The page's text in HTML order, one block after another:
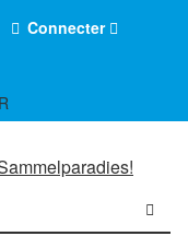
Connecter